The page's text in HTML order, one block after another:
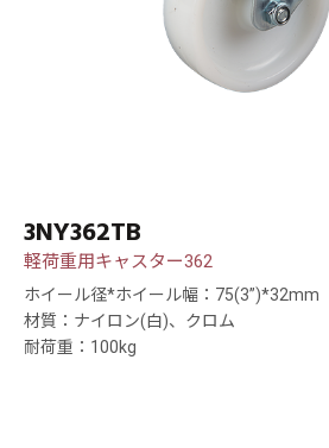
3NY362TB
軽荷重用キャスター362
ホイール径*ホイール幅：75(3”)*32mm
材質：ナイロン(白)、クロム
耐荷重：100kg